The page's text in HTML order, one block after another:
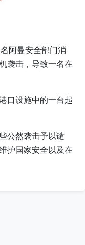
阿曼安全部门消
袭击，导致一名在
口设施中的一台起
公然袭击予以谴
护国家安全以及在